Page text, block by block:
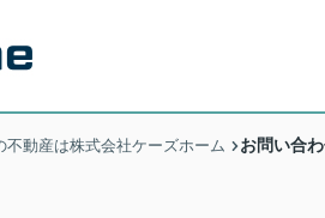
動産は株式会社ケーズホーム お問い合